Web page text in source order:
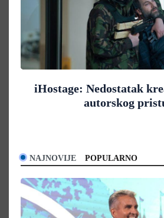
iHostage: Nedostatak
autorskog
NAJNOVIJE POPULARNO